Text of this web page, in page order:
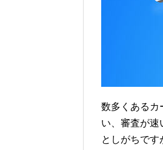
数多くあるカ
い、審査が速
としがちです